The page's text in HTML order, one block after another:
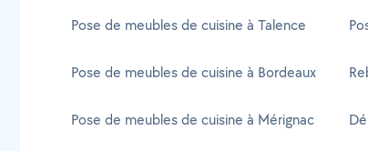
Pose de meubles de cuisine à Talence
Pose de meubles de cuisine à Bordeaux
Pose de meubles de cuisine à Mérignac